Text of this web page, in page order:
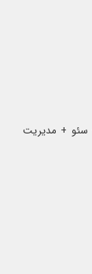
+ مدیریت